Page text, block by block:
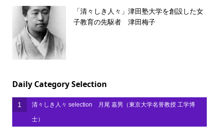
「清々しき人々」津田塾大学を創設した女
子教育の先駆者 津田梅子
Daily Category Selection
1 清々しき人々 selection 月尾 嘉男（東京大学名誉教授 工学博
士）